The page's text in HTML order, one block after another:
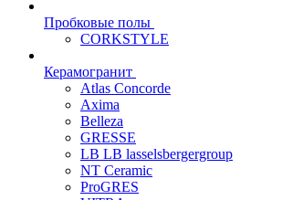
Пробковые полы
CORKSTYLE
Керамогранит
Atlas Concorde
Axima
Belleza
GRESSE
LB LB lasselsbergergroup
NT Ceramic
ProGRES